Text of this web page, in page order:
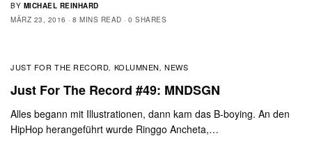
BY MICHAEL REINHARD
MÄRZ 23, 2016
8 MINS READ 0 SHARES
JUST FOR THE RECORD, KOLUMNEN,NEWS
Just For The Record #49: MNDSGN
Alles begann mit Illustrationen, dann kam das B-boying. An den
HipHop herangeführt wurde Ringgo Ancheta,…